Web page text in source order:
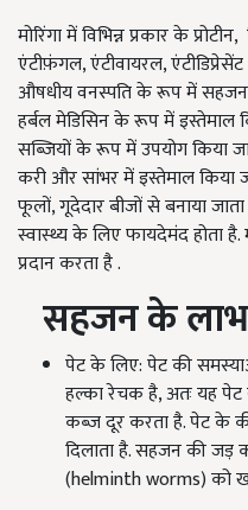
मोरिंगा में विभिन्न प्रकार के
एंटीफ़ंगल, एंटीवायरल,
औषधीय वनस्पति के रूप में सहजन
हर्बल मेडिसिन के रूप में
सब्ज़ियों के रूप में उपयोग किया
करी और सांभर में इस्तेमाल किया
फूलों, गूदेदार बीजों से बनाया
स्वास्थ्य के लिए फायदेमंद होता है.
प्रदान करता है .
सहजन के
पेट के लिए: पेट की
हल्का रेचक है, अतः यह
कब्ज़ दूर करता है. पेट के
दिलाता है. सहजन की जड़
(helminth worms) को